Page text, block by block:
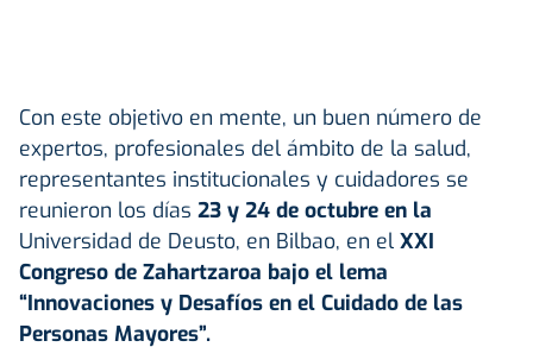
Con este objetivo en mente, un buen número de
expertos, profesionales del ámbito de la salud,
representantes institucionales y cuidadores se
reunieron los días 23 y 24 de octubre en la
Universidad de Deusto, en Bilbao, en el XXI
Congreso de Zahartzaroa bajo el lema
“Innovaciones y Desafíos en el Cuidado de las
Personas Mayores”.